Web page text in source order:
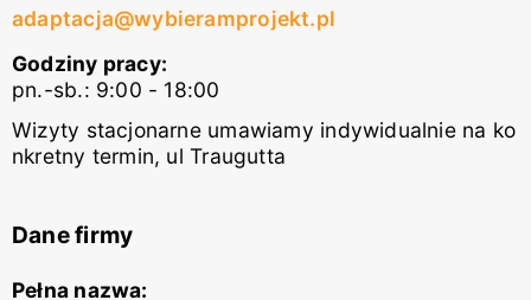
adaptacja@wybieramprojekt.pl
Godziny pracy:
pn.-sb.: 9:00 - 18:00
Wizyty stacjonarne umawiamy indywidualnie na ko
nkretny termin, ul Traugutta
Dane firmy
Pełna nazwa: